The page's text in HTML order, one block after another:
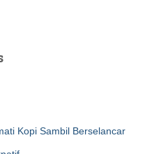
Kopi Sambil Berselancar